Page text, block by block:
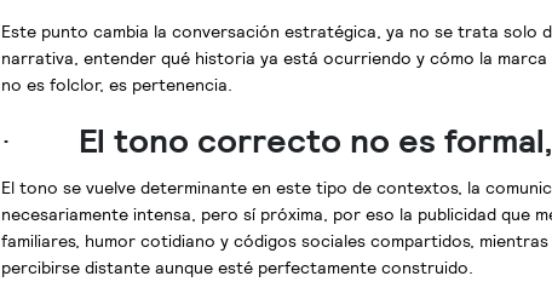
Este punto cambia la conversación estratégica, ya no se trata solo
narrativa, entender qué historia ya está ocurriendo y cómo la
no es folclor, es pertenencia.
· El tono correcto no es
El tono se vuelve determinante en este tipo de contextos, la
necesariamente intensa, pero sí próxima, por eso la publicidad que
familiares, humor cotidiano y códigos sociales compartidos,
percibirse distante aunque esté perfectamente construido.